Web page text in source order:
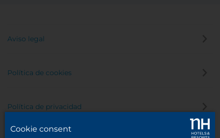
Aviso legal
Política de cookies
Política de privacidad
Cookie consent